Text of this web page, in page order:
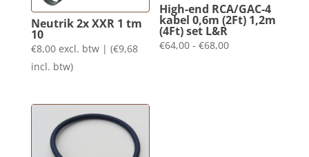
Neutrik 2x XXR 1 tm
10
€8,00 excl. btw | (€9,68
incl. btw)
High-end RCA/GAC-4
kabel 0,6m (2Ft) 1,2m
(4Ft) set L&R
€64,00 - €68,00Prijsklasse: